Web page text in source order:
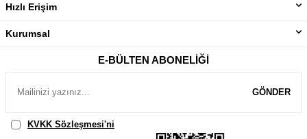
Hızlı Erişim
Kurumsal
E-BÜLTEN ABONELIĞI
GÖNDER
KVKK Sözleşmesi'ni